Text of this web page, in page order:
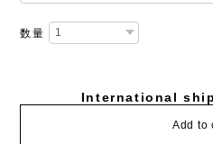
数量
International
Add to